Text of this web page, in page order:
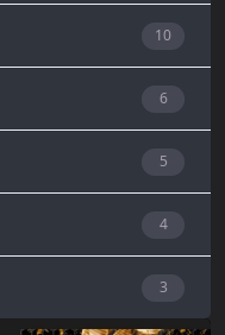
10
6
5
4
3